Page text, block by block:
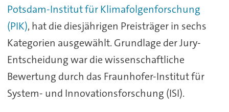
Potsdam-Institut für Klimafolgenforschung
(PIK), hat die diesjährigen Preisträger in sechs
Kategorien ausgewählt. Grundlage der Jury-
Entscheidung war die wissenschaftliche
Bewertung durch das Fraunhofer-Institut für
System- und Innovationsforschung (ISI).